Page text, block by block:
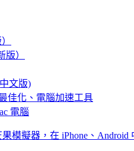
）
文版)
佳化、電腦加速工具
電腦
果模擬器，在 iPhone、Android